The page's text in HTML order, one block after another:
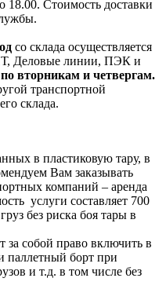
18.00. Стоимость доставки
со склада осуществляется
Деловые линии, ПЭК и
по вторникам и четвергам.
транспортной
склада.
в пластиковую тару, в
Вам заказывать
компаний – аренда
услуги составляет 700
без риска боя тары в
за собой право включить в
паллетный борт при
и т.д. в том числе без